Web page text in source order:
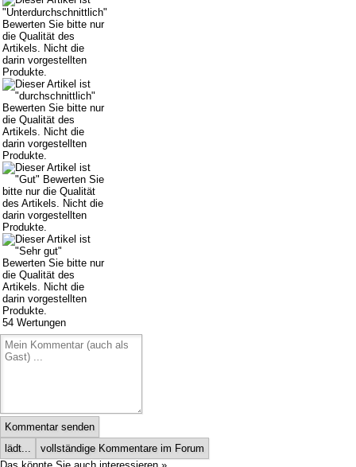
54 Wertungen
Kommentar senden
lädt...
vollständige Kommentare im Forum